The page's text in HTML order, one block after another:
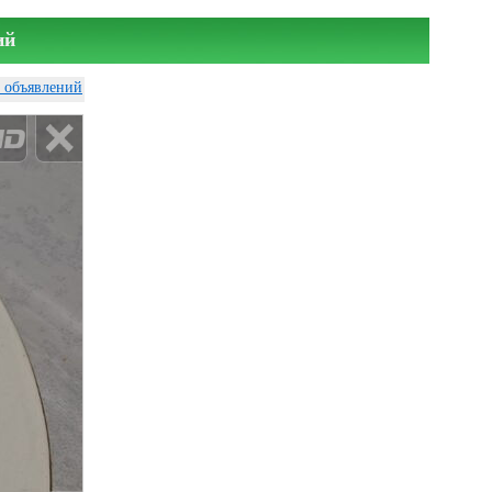
объявлений